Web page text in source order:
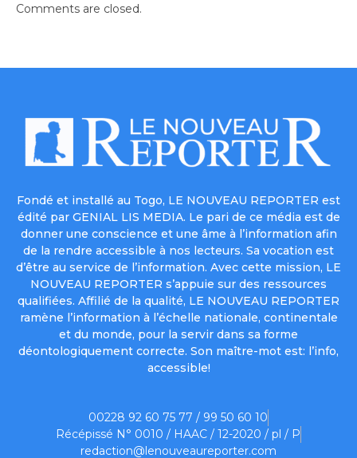
Comments are closed.
Fondé et installé au Togo, LE NOUVEAU REPORTER est
édité par GENIAL LIS MEDIA. Le pari de ce média est de
donner une conscience et une âme à l’information afin
de la rendre accessible à nos lecteurs. Sa vocation est
d’être au service de l’information. Avec cette mission, LE
NOUVEAU REPORTER s’appuie sur des ressources
qualifiées. Affilié de la qualité, LE NOUVEAU REPORTER
ramène l’information à l’échelle nationale, continentale
et du monde, pour la servir dans sa forme
déontologiquement correcte. Son maître-mot est: l’info,
accessible!
00228 92 60 75 77 / 99 50 60 10
Récépissé N° 0010 / HAAC / 12-2020 / pl / P
redaction@lenouveaureporter.com